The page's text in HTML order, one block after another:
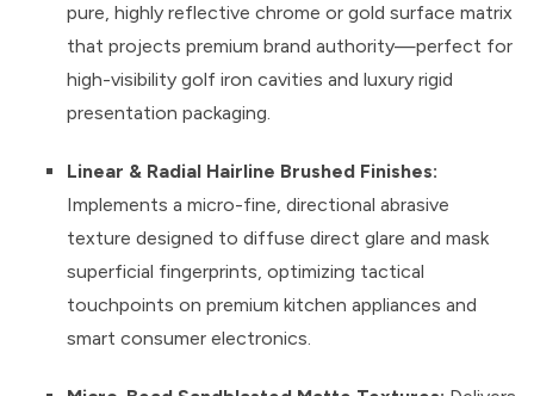
pure, highly reflective chrome or gold surface matrix
that projects premium brand authority—perfect for
high-visibility golf iron cavities and luxury rigid
presentation packaging.
Linear & Radial Hairline Brushed Finishes:
Implements a micro-fine, directional abrasive
texture designed to diffuse direct glare and mask
superficial fingerprints, optimizing tactical
touchpoints on premium kitchen appliances and
smart consumer electronics.